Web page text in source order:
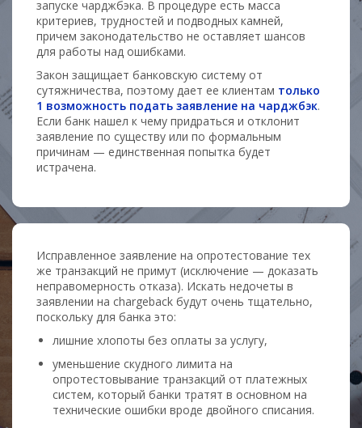
запуске чарджбэка. В процедуре есть масса
критериев, трудностей и подводных камней,
причем законодательство не оставляет шансов
для работы над ошибками.
Закон защищает банковскую систему от
сутяжничества, поэтому дает ее клиентам только
1 возможность подать заявление на чарджбэк.
Если банк нашел к чему придраться и отклонит
заявление по существу или по формальным
причинам — единственная попытка будет
истрачена.
Исправленное заявление на опротестование тех
же транзакций не примут (исключение — доказать
неправомерность отказа). Искать недочеты в
заявлении на chargeback будут очень тщательно,
поскольку для банка это:
лишние хлопоты без оплаты за услугу,
уменьшение скудного лимита на
опротестовывание транзакций от платежных
систем, который банки тратят в основном на
технические ошибки вроде двойного списания.